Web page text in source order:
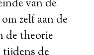
van de
zelf aan de
de theorie